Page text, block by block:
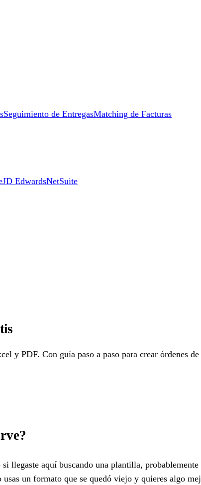
Seguimiento de EntregasMatching de Facturas
JD EdwardsNetSuite
y PDF. Con guía paso a paso para crear órdenes
llegaste aquí buscando una plantilla,
un formato que se quedó viejo y quieres algo